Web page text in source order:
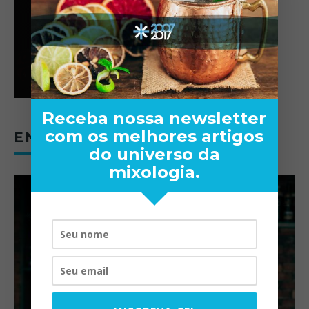
ENTREVISTAS
Receba nossa newsletter
com os melhores artigos
do universo da
mixologia.